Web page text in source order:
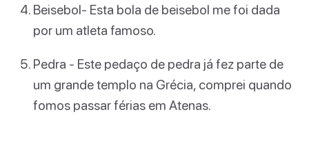
Beisebol- Esta bola de beisebol me foi dada
por um atleta famoso.
Pedra - Este pedaço de pedra já fez parte de
um grande templo na Grécia, comprei quando
fomos passar férias em Atenas.